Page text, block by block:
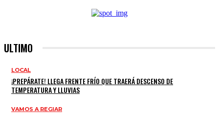
ULTIMO
LOCAL
¡PREPÁRATE! LLEGA FRENTE FRÍO QUE TRAERÁ DESCENSO DE
TEMPERATURA Y LLUVIAS
VAMOS A REGIAR